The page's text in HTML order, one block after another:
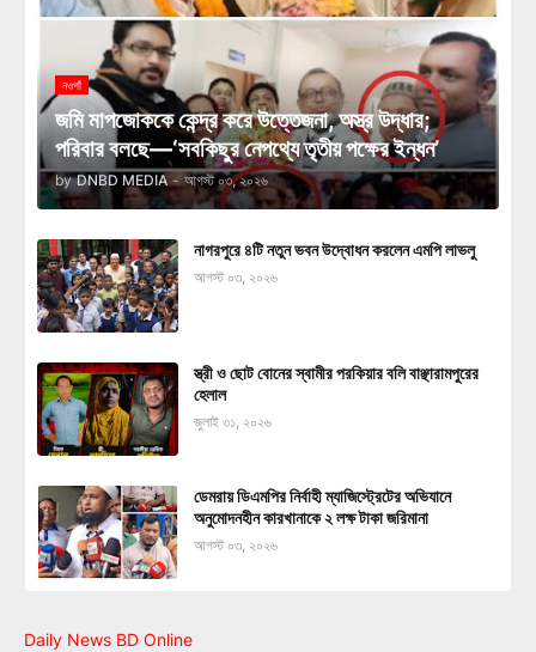
নওগাঁ
জমি মাপজোককে কেন্দ্র করে উত্তেজনা, অস্ত্র উদ্ধার;
পরিবার বলছে—‘সবকিছুর নেপথ্যে তৃতীয় পক্ষের ইন্ধন’
by DNBD MEDIA - আগস্ট ০৩, ২০২৬
নাগরপুরে ৪টি নতুন ভবন উদ্বোধন করলেন এমপি লাভলু
আগস্ট ০৩, ২০২৬
স্ত্রী ও ছোট বোনের স্বামীর পরকিয়ার বলি বাঞ্ছারামপুরের
হেলাল
জুলাই ৩১, ২০২৬
ডেমরায় ডিএমপির নির্বাহী ম্যাজিস্ট্রেটের অভিযানে
অনুমোদনহীন কারখানাকে ২ লক্ষ টাকা জরিমানা
আগস্ট ০৩, ২০২৬
Daily News BD Online